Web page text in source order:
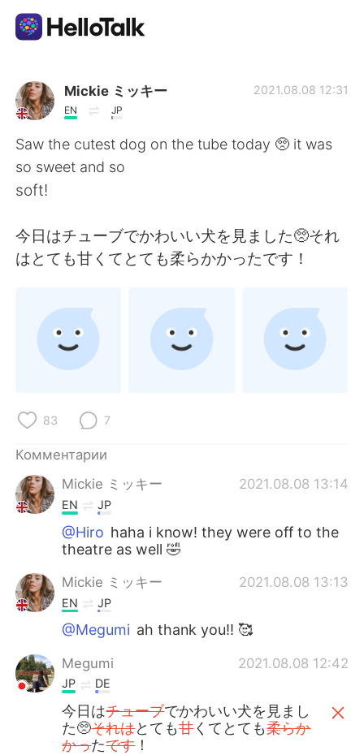
Приложение для Языкового Обмена
AI Grammar Checker
Русский
English 简体中文
العربية Français
Deutsch 日本語
Indonesia
Türkçe
Português
Mickie ミッキー
EN JP
2021.08.08 12:31
Saw the cutest dog on the tube today 🥺 it was
so sweet and so
soft!
今日はチューブでかわいい犬を見ました🥺それ
はとても甘くてとても柔らかかったです！
83 7
Комментарии
Mickie ミッキー
2021.08.08 13:14
EN JP
@Hiro haha i know! they were off to the
theatre as well 🤣
Mickie ミッキー 2021.08.08 13:13
EN JP
@Megumi ah thank you!! 🥰
Megumi 2021.08.08 12:42
JP DE
今日はチューブでかわいい犬を見まし
た🥺それはとても甘くてとても柔らか
かったです！